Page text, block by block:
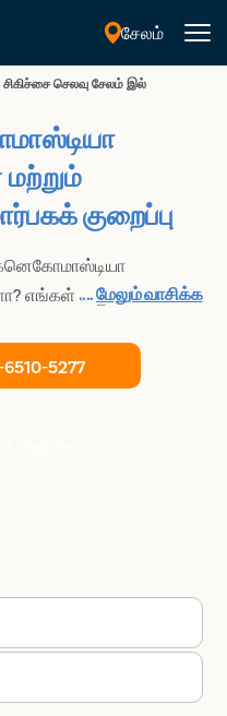
தமிழ்
சேலம்
செலவு சேலம் இல்
குறைப்பு
எங்கள் அனுபவம்
அங்கீகரிக்கப்பட்ட,
சிகிச்சையை
...மேலும் வாசிக்க
5277